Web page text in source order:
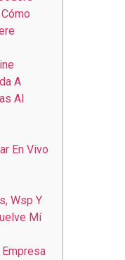
A
Al
En Vivo
Wsp Y
Mí